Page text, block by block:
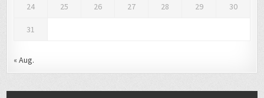
24 25 26 27 28 29 30
31
« Aug.